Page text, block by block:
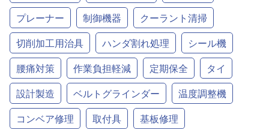
プレーナー
制御機器
クーラント清掃
切削加工用治具
ハンダ割れ処理
シール機
腰痛対策
作業負担軽減 定期保全
タイ
設計製造
ベルトグラインダー
温度調整機
コンベア修理
取付具
基板修理